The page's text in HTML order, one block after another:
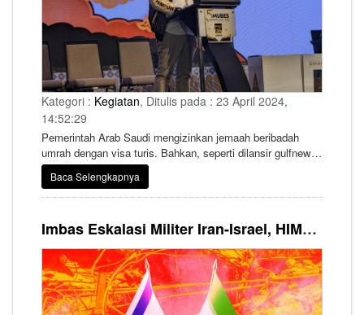
Kategori : Kegiatan, Ditulis pada : 23 April 2024,
14:52:29
Pemerintah Arab Saudi mengizinkan jemaah beribadah
umrah dengan visa turis. Bahkan, seperti dilansir gulfnews,
Kementerian Haji dan Umrah Saudi merilis aturan
mengenai umrah, di mana jemaah bisa memakai visa
kunjungan, pariwisata, hingga tenaga kerja.
Baca Selengkapnya
Imbas Eskalasi Militer Iran-Israel, HIMPUH Terbitkan 3 Himbauan bagi Anggota dan Pelaku Usaha Haji Umrah